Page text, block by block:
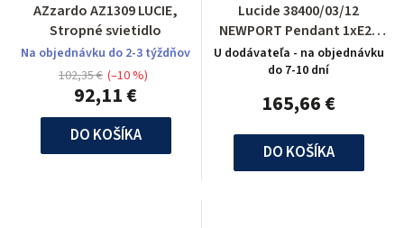
AZzardo AZ1309 LUCIE,
Stropné svietidlo
Na objednávku do 2-3 týždňov
92,11 €
102,35 € (–10 %)
DO KOŠÍKA
Lucide 38400/03/12
NEWPORT Pendant 1xE27
H120 L80cm Silver
U dodávateľa - na objednávku
do 7-10 dní
165,66 €
DO KOŠÍKA